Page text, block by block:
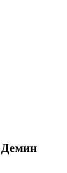
Демин